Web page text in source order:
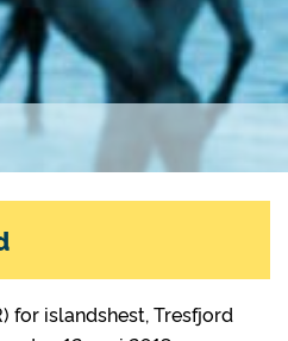
for islandshest, Tresfjord